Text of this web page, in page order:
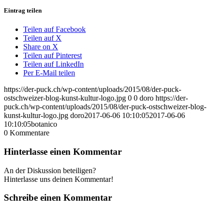
Eintrag teilen
Teilen auf Facebook
Teilen auf X
Share on X
Teilen auf Pinterest
Teilen auf LinkedIn
Per E-Mail teilen
https://der-puck.ch/wp-content/uploads/2015/08/der-puck-
ostschweizer-blog-kunst-kultur-logo.jpg 0 0 doro https://der-
puck.ch/wp-content/uploads/2015/08/der-puck-ostschweizer-blog-
kunst-kultur-logo.jpg doro2017-06-06 10:10:052017-06-06
10:10:05botanico
0 Kommentare
Hinterlasse einen Kommentar
An der Diskussion beteiligen?
Hinterlasse uns deinen Kommentar!
Schreibe einen Kommentar